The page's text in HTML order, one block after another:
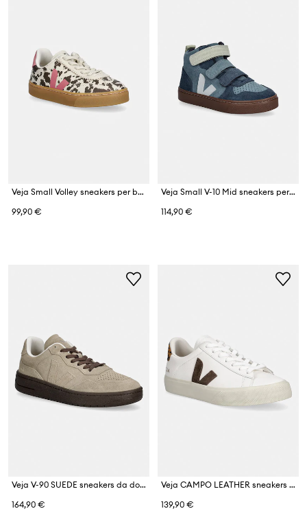
Veja Small Volley sneakers per bambini in pelle
99,90 €
Veja Small V-10 Mid sneakers per bambini in scamoscio
114,90 €
Veja V-90 SUEDE sneakers da donna in scamoscio
164,90 €
Veja CAMPO LEATHER sneakers da donna in pelle
139,90 €